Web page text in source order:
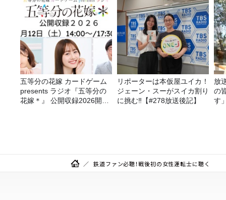
五等分の花嫁 カードゲーム
presents ラジオ『五等分の
花嫁＊』 公開収録2026開催
リポーターは本仮屋ユイカ！
ジェーン・スーがスイカ割り
に挑む‼【#278放送後記】
放
の
す
鉄道ファン必聴！戦後初の女性運転士に聴く